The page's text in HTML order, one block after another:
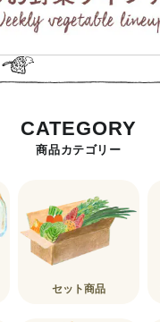
CATEGORY
商品カテゴリー
セット商品